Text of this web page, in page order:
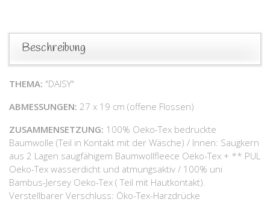
Beschreibung
THEMA: "DAISY"
ABMESSUNGEN: 27 x 19 cm (offene Flossen)
ZUSAMMENSETZUNG: 100% Oeko-Tex bedruckte
Baumwolle (Teil in Kontakt mit der Wäsche) / Innen: Saugkern
aus 2 Lagen saugfähigem Baumwollfleece Oeko-Tex + ** PUL
Oeko-Tex wasserdicht und atmungsaktiv / 100% uni
Bambus-Jersey Oeko-Tex ( Teil mit Hautkontakt).
Verstellbarer Verschluss: Öko-Tex-Harzdrücke